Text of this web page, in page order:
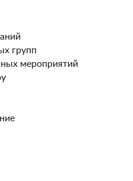
групп
мероприятий